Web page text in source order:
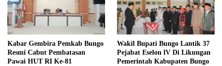
Kabar Gembira Pemkab Bungo
Resmi Cabut Pembatasan
Pawai HUT RI Ke-81
Wakil Bupati Bungo Lantik 37
Pejabat Eselon lV Di Likungan
Pemerintah Kabupaten Bungo